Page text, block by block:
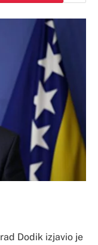
Dodik izjavio je